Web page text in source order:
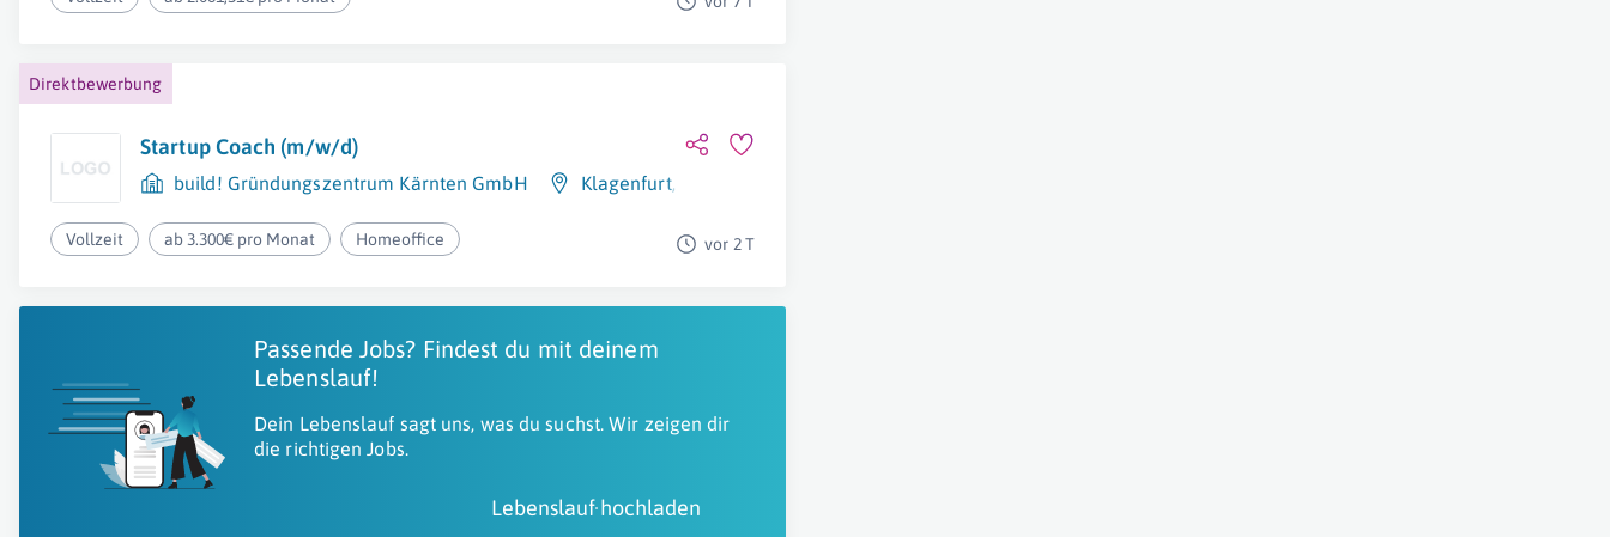
Direktbewerbung
Startup Coach (m/w/d)
build! Gründungszentrum Kärnten GmbH Klagenfurt,
Vollzeit ab 3.300€ pro Monat Homeoffice vor 2 T
Passende Jobs? Findest du mit deinem
Lebenslauf!
Dein Lebenslauf sagt uns, was du suchst. Wir zeigen dir
die richtigen Jobs.
Lebenslauf hochladen